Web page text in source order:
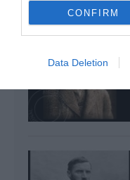
CONFIRM
Data Deletion